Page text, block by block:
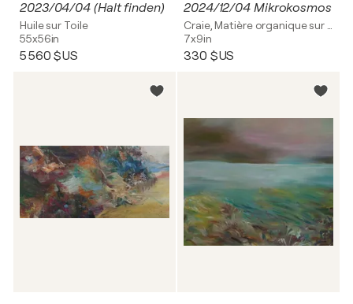
2023/04/04 (Halt finden)
Huile sur Toile
55x56in
5 560 $US
2024/12/04 Mikrokosmos
7x9in
330 $US